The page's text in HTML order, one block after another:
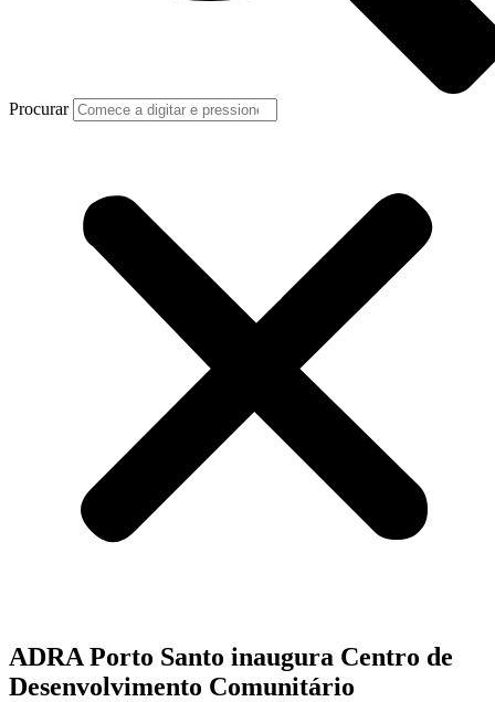
Procurar
ADRA Porto Santo inaugura Centro de
Desenvolvimento Comunitário